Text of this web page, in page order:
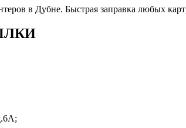
в Дубне. Быстрая заправка любых